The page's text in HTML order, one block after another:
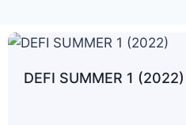
DEFI SUMMER 1 (2022)